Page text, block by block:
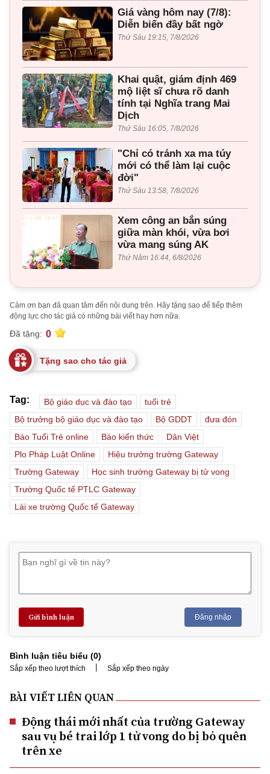
Giá vàng hôm nay (7/8):
Diễn biến đầy bất ngờ
Thứ Sáu 19:15, 7/8/2026
Khai quật, giám định 469
mộ liệt sĩ chưa rõ danh
tính tại Nghĩa trang Mai
Dịch
Thứ Sáu 16:05, 7/8/2026
"Chỉ có tránh xa ma túy
mới có thể làm lại cuộc
đời"
Thứ Sáu 13:58, 7/8/2026
Xem công an bắn súng
giữa màn khói, vừa bơi
vừa mang súng AK
Thứ Năm 16:44, 6/8/2026
Cảm ơn bạn đã quan tâm đến nội dung trên. Hãy tặng sao để tiếp thêm
động lực cho tác giả có những bài viết hay hơn nữa.
Đã tặng: 0
Tặng sao cho tác giả
Tag: Bộ giáo dục và đào tạo
tuổi trẻ
Bộ trưởng bộ giáo dục và đào tạo
Bộ GDDT
đưa đón
Báo Tuổi Trẻ online
Báo kiến thức
Dân Việt
Plo Pháp Luật Online
Hiệu trưởng trường Gateway
Trường Gateway
Học sinh trường Gateway bị tử vong
Trường Quốc tế PTLC Gateway
Lái xe trường Quốc tế Gateway
Gửi bình luận Đăng nhập
Bình luận tiêu biểu (0)
Sắp xếp theo lượt thích | Sắp xếp theo ngày
BÀI VIẾT LIÊN QUAN
Động thái mới nhất của trường Gateway
sau vụ bé trai lớp 1 tử vong do bị bỏ quên
trên xe